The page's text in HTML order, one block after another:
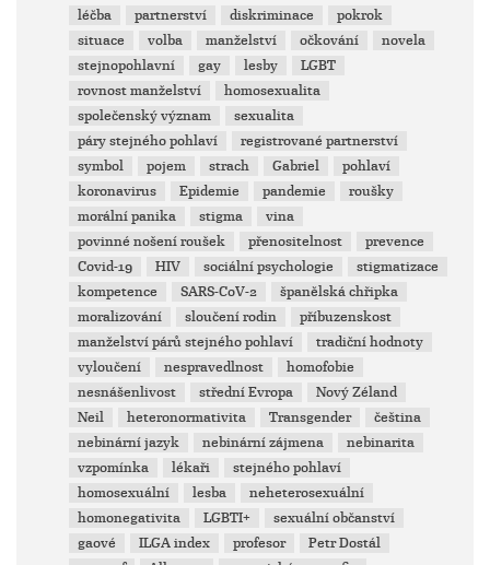
léčba
partnerství diskriminace
pokrok
situace
volba manželství očkování
novela
stejnopohlavní
gay lesby
LGBT
rovnost manželství
homosexualita
společenský význam
sexualita
páry stejného pohlaví
registrované partnerství
symbol
pojem strach Gabriel
pohlaví
koronavirus
Epidemie pandemie
roušky
morální panika
stigma
vina
povinné nošení roušek
přenositelnost
prevence
Covid-19
HIV sociální psychologie
stigmatizace
kompetence
SARS-CoV-2
španělská chřipka
moralizování
sloučení rodin
příbuzenskost
manželství párů stejného pohlaví
tradiční hodnoty
vyloučení
nespravedlnost
homofobie
nesnášenlivost
střední Evropa
Nový Zéland
Neil
heteronormativita Transgender
čeština
nebinární jazyk
nebinární zájmena
nebinarita
vzpomínka
lékaři
stejného pohlaví
homosexuální
lesba
neheterosexuální
homonegativita
LGBTI+
sexuální občanství
gaové
ILGA index profesor
Petr Dostál